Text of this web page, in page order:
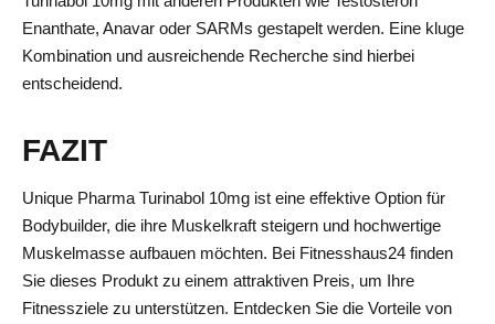
Enanthate, Anavar oder SARMs gestapelt werden. Eine kluge
Kombination und ausreichende Recherche sind hierbei
entscheidend.
FAZIT
Unique Pharma Turinabol 10mg ist eine effektive Option für
Bodybuilder, die ihre Muskelkraft steigern und hochwertige
Muskelmasse aufbauen möchten. Bei Fitnesshaus24 finden
Sie dieses Produkt zu einem attraktiven Preis, um Ihre
Fitnessziele zu unterstützen. Entdecken Sie die Vorteile von